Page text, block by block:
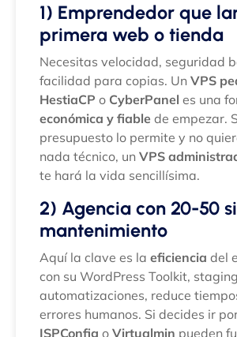
1) Emprendedor que
primera web o tienda
Necesitas velocidad, seguridad
facilidad para copias. Un VPS
HestiaCP o CyberPanel es una
económica y fiable de empezar.
presupuesto lo permite y no
nada técnico, un VPS
te hará la vida sencillísima.
2) Agencia con 20-50
mantenimiento
Aquí la clave es la eficiencia del
con su WordPress Toolkit,
automatizaciones, reduce
errores humanos. Si decides ir
ISPConfig o Virtualmin pueden